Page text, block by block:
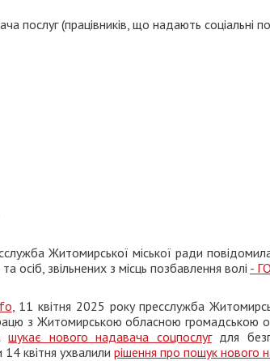
послуг (працівників, що надають соціальні
Житомирської міської ради
осіб, звільнених з місць позбавлення волі -
, 11 квітня 2025 року пресслужба
з Житомирською обласною громадською
шукає нового надавача соцпослугдля
квітня ухвалили рішення про пошук нового